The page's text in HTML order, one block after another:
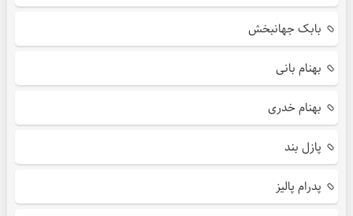
بابک جهانبخش
بهنام بانی
بهنام خدری
پازل بند
پدرام پالیز